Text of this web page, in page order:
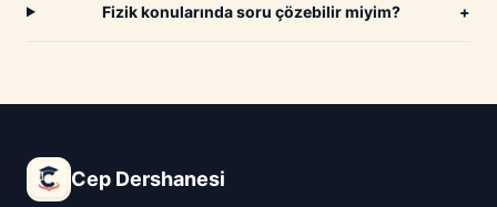
Fizik konularında soru çözebilir miyim? +
Cep Dershanesi